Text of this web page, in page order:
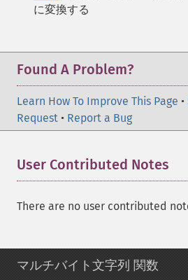
に変換する
Found A Problem?
Learn How To Improve This Page •
Request • Report a Bug
User Contributed Notes
There are no user contributed
マルチバイト文字列 関数